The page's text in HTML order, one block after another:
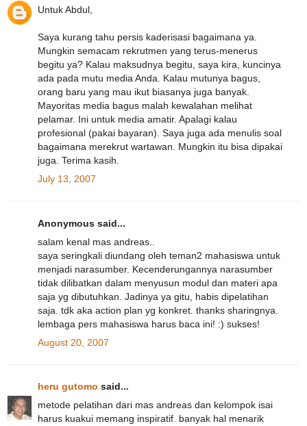
Untuk Abdul,
Saya kurang tahu persis kaderisasi bagaimana ya.
Mungkin semacam rekrutmen yang terus-menerus
begitu ya? Kalau maksudnya begitu, saya kira, kuncinya
ada pada mutu media Anda. Kalau mutunya bagus,
orang baru yang mau ikut biasanya juga banyak.
Mayoritas media bagus malah kewalahan melihat
pelamar. Ini untuk media amatir. Apalagi kalau
profesional (pakai bayaran). Saya juga ada menulis soal
bagaimana merekrut wartawan. Mungkin itu bisa dipakai
juga. Terima kasih.
July 13, 2007
Anonymous said...
salam kenal mas andreas..
saya seringkali diundang oleh teman2 mahasiswa untuk
menjadi narasumber. Kecenderungannya narasumber
tidak dilibatkan dalam menyusun modul dan materi apa
saja yg dibutuhkan. Jadinya ya gitu, habis dipelatihan
saja. tdk aka action plan yg konkret. thanks sharingnya.
lembaga pers mahasiswa harus baca ini! :) sukses!
August 20, 2007
heru gutomo said...
metode pelatihan dari mas andreas dan kelompok isai
harus kuakui memang inspiratif. banyak hal menarik